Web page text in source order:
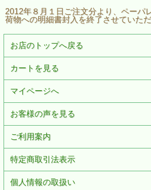
2012年８月１日ご注文分より、ペーパ
荷物への明細書封入を終了させていただ
お店のトップへ戻る
カートを見る
マイページへ
お客様の声を見る
ご利用案内
特定商取引法表示
個人情報の取扱い